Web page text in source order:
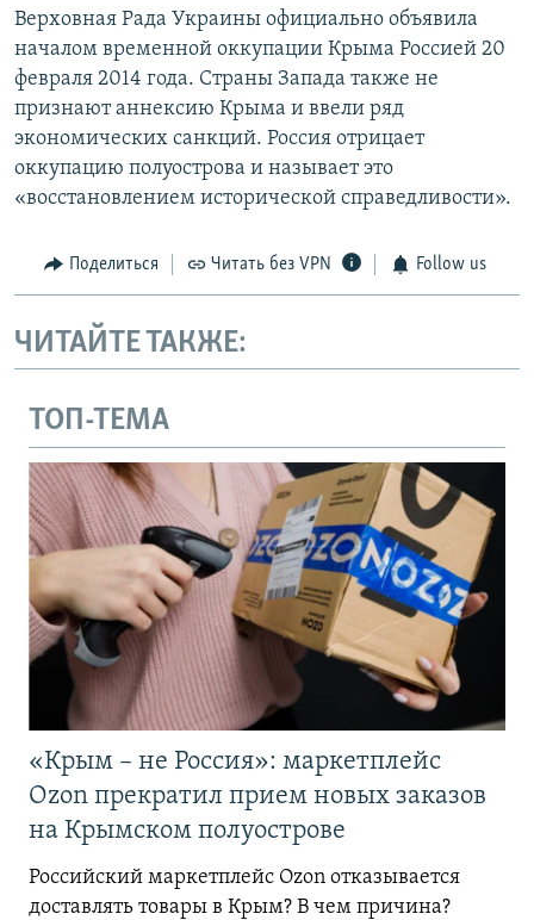
Верховная Рада Украины официально объявила
началом временной оккупации Крыма Россией 20
февраля 2014 года. Страны Запада также не
признают аннексию Крыма и ввели ряд
экономических санкций. Россия отрицает
оккупацию полуострова и называет это
«восстановлением исторической справедливости».
Поделиться Читать без VPN Follow us
ЧИТАЙТЕ ТАКЖЕ:
ТОП-ТЕМА
«Крым – не Россия»: маркетплейс
Ozon прекратил прием новых заказов
на Крымском полуострове
Российский маркетплейс Ozon отказывается
доставлять товары в Крым? В чем причина?